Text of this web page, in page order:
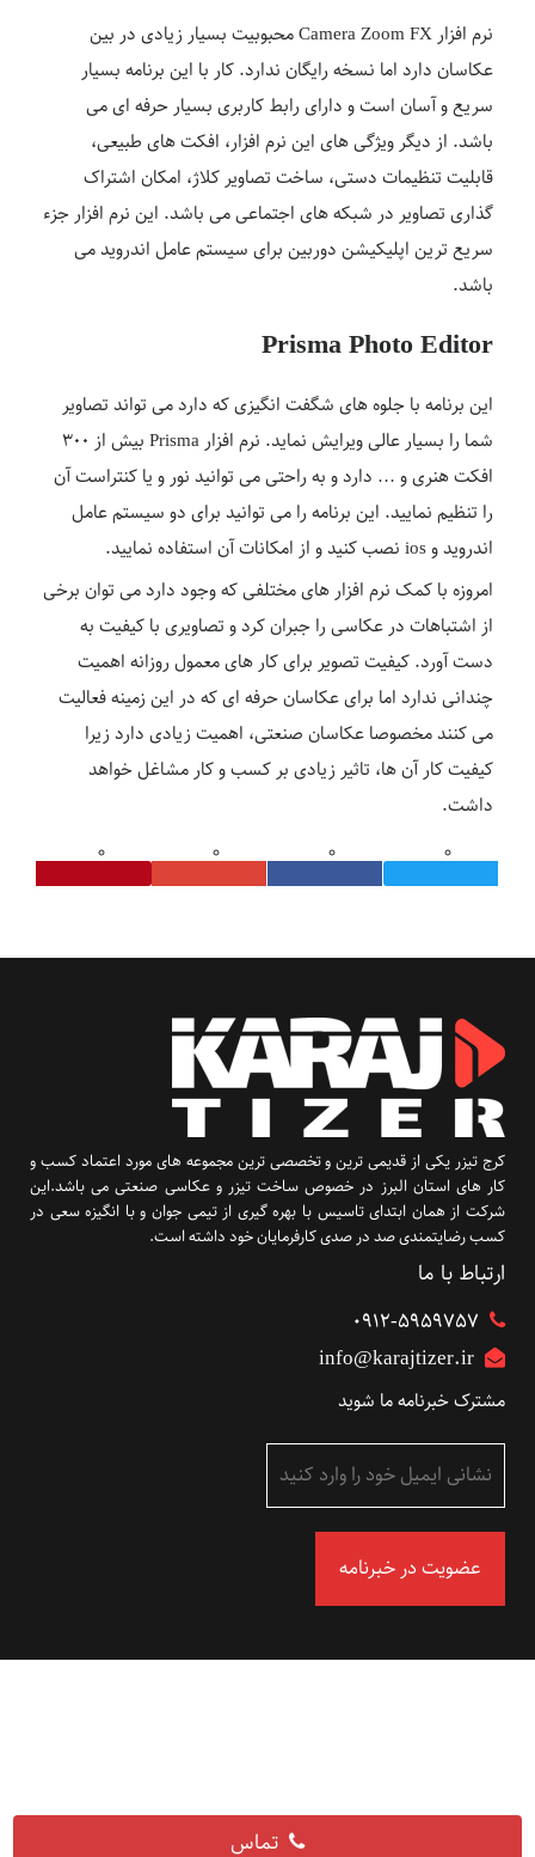
نرم افزار Camera Zoom FX محبوبیت بسیار زیادی در بین
عکاسان دارد اما نسخه رایگان ندارد. کار با این برنامه بسیار
سریع و آسان است و دارای رابط کاربری بسیار حرفه ای می
باشد. از دیگر ویژگی های این نرم افزار، افکت های طبیعی،
قابلیت تنظیمات دستی، ساخت تصاویر کلاژ، امکان اشتراک
گذاری تصاویر در شبکه های اجتماعی می باشد. این نرم افزار جزء
سریع ترین اپلیکیشن دوربین برای سیستم عامل اندروید می
باشد.
Prisma Photo Editor
این برنامه با جلوه های شگفت انگیزی که دارد می تواند تصاویر
شما را بسیار عالی ویرایش نماید. نرم افزار Prisma بیش از ۳۰۰
افکت هنری و … دارد و به راحتی می توانید نور و یا کنتراست آن
را تنظیم نمایید. این برنامه را می توانید برای دو سیستم عامل
اندروید و ios نصب کنید و از امکانات آن استفاده نمایید.
امروزه با کمک نرم افزار های مختلفی که وجود دارد می توان برخی
از اشتباهات در عکاسی را جبران کرد و تصاویری با کیفیت به
دست آورد. کیفیت تصویر برای کار های معمول روزانه اهمیت
چندانی ندارد اما برای عکاسان حرفه ای که در این زمینه فعالیت
می کنند مخصوصا عکاسان صنعتی، اهمیت زیادی دارد زیرا
کیفیت کار آن ها، تاثیر زیادی بر کسب و کار مشاغل خواهد
داشت.
کرج تیزر یکی از قدیمی ترین و تخصصی ترین مجموعه های مورد اعتماد کسب و
کار های استان البرز در خصوص ساخت تیزر و عکاسی صنعتی می باشد.این
شرکت از همان ابتدای تاسیس با بهره گیری از تیمی جوان و با انگیزه سعی در
کسب رضایتمندی صد در صدی کارفرمایان خود داشته است.
ارتباط با ما
۰۹۱۲-5959757
info@karajtizer.ir
مشترک خبرنامه ما شوید
تماس